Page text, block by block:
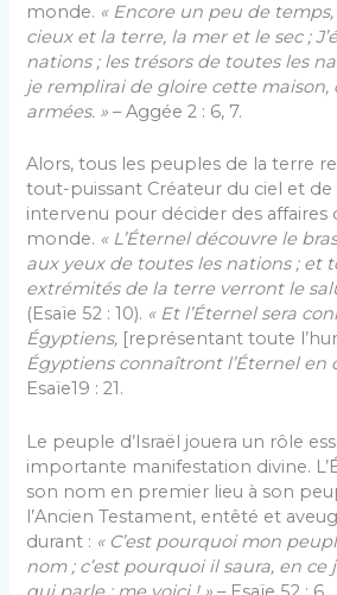
monde. « Encore un peu de
cieux et la terre, la mer et le sec ;
nations ; les trésors de toutes les
je remplirai de gloire cette maison,
armées. » – Aggée 2 : 6, 7.
Alors, tous les peuples de la terre
tout-puissant Créateur du ciel et
intervenu pour décider des affaires
monde. « L’Éternel découvre le
aux yeux de toutes les nations ; et
extrémités de la terre verront le
(Esaïe 52 : 10). « Et l’Éternel sera
Égyptiens, [représentant toute
Égyptiens connaîtront l’Éternel en
Esaïe19 : 21.
Le peuple d’Israël jouera un rôle
importante manifestation divine.
son nom en premier lieu à son
l’Ancien Testament, entêté et
durant : « C’est pourquoi mon
nom ; c’est pourquoi il saura, en ce